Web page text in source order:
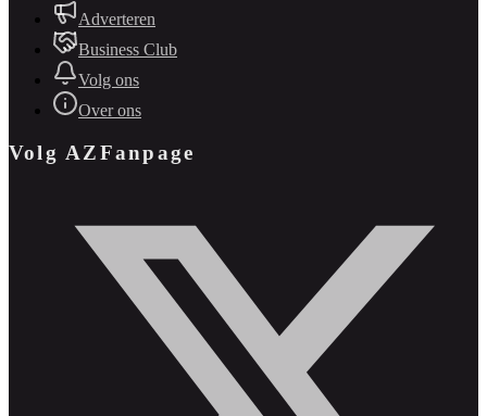
Adverteren
Business Club
Volg ons
Over ons
Volg AZFanpage